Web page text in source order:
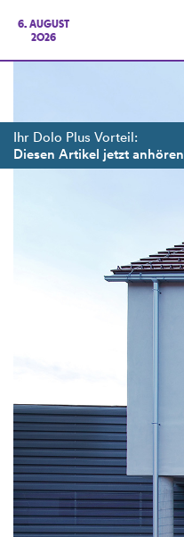
6. AUGUST
2026
Ihr Dolo Plus Vorteil:
Diesen Artikel jetzt anhören